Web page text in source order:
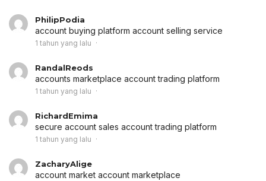
PhilipPodia
account buying platform account selling service
1 tahun yang lalu
RandalReods
accounts marketplace account trading platform
1 tahun yang lalu
RichardEmima
secure account sales account trading platform
1 tahun yang lalu
ZacharyAlige
account market account marketplace